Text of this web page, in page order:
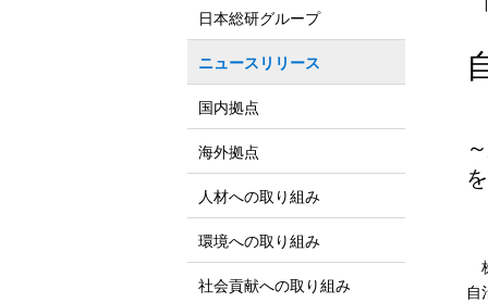
自
日本総研グループ
ニュースリリース
国内拠点
海外拠点
人材への取り組み
環境への取り組み
社会貢献への取り組み